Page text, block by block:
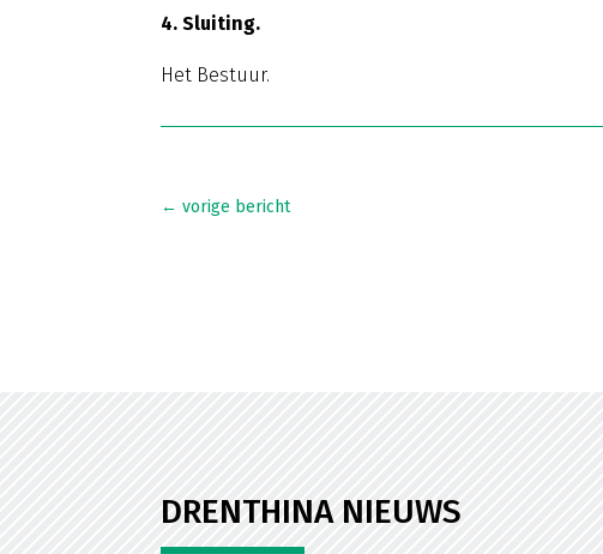
4. Sluiting.
Het Bestuur.
←vorige bericht
DRENTHINA NIEUWS